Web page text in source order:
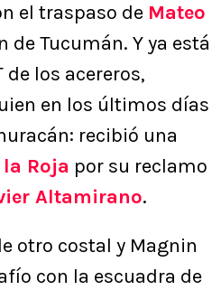
el traspaso de Mateo
de Tucumán. Y ya está
los acereros,
en los últimos días
recibió una
Roja por su reclamo
Altamirano.
otro costal y Magnin
con la escuadra de